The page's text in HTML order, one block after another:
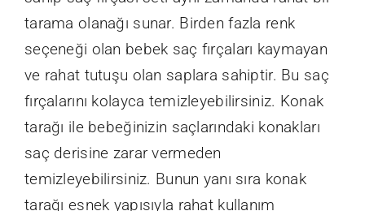
tarama olanağı sunar. Birden fazla renk
seçeneği olan bebek saç fırçaları kaymayan
ve rahat tutuşu olan saplara sahiptir. Bu saç
fırçalarını kolayca temizleyebilirsiniz. Konak
tarağı ile bebeğinizin saçlarındaki konakları
saç derisine zarar vermeden
temizleyebilirsiniz. Bunun yanı sıra konak
tarağı esnek yapısıyla rahat kullanım